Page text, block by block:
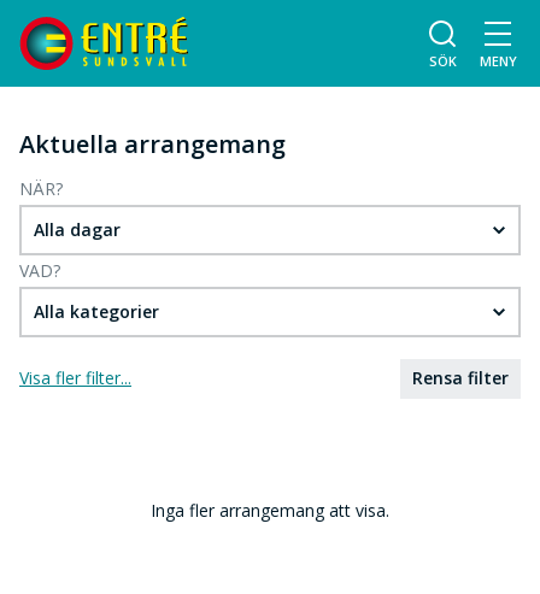
SÖK MENY
Aktuella arrangemang
NÄR?
Alla dagar
VAD?
Alla kategorier
Visa fler filter... Rensa filter
Inga fler arrangemang att visa.